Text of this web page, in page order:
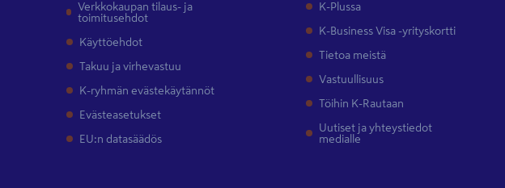
Verkkokaupan tilaus- ja
toimitusehdot
Käyttöehdot
Takuu ja virhevastuu
K-ryhmän evästekäytännöt
Evästeasetukset
EU:n datasäädös
K-Plussa
K-Business Visa -yrityskortti
Tietoa meistä
Vastuullisuus
Töihin K-Rautaan
Uutiset ja yhteystiedot
medialle